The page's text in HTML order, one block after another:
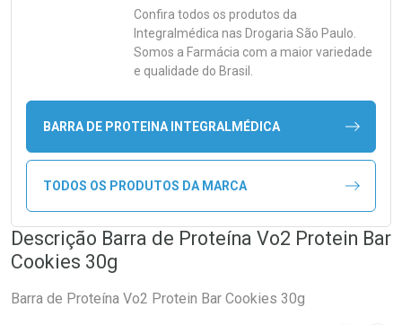
Confira todos os produtos da
Integralmédica nas Drogaria São Paulo.
Somos a Farmácia com a maior variedade
e qualidade do Brasil.
BARRA DE PROTEINA INTEGRALMÉDICA
TODOS OS PRODUTOS DA MARCA
Descrição Barra de Proteína Vo2 Protein Bar
Cookies 30g
Barra de Proteína Vo2 Protein Bar Cookies 30g